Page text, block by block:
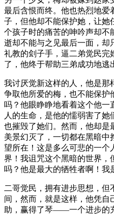
最后含恨而终。他也热烈地
子，但他却不能保护她，让她
个孩子时的痛苦的呻吟声却不
逝却不能与之见最后一面，却
礼教的刽子手，逼二弟觉民完
了，他终于帮助三弟成功地逃
我讨厌觉新这样的人，他是那
争取他所爱的梅，也不能保护
吗？他眼睁睁地看着这个他
人的生命，是他的懦弱害了她
也摧毁了她们。然而，他却是
美景幻灭了，一切都在黑暗
望所在！这是多么可悲的一个
界！我诅咒这个黑暗的世界，
吗？他是最大的牺牲者啊！我
二哥觉民，拥有进步思想，但
间，然而，就是这样，他凭
助，赢得了琴——一个进步的